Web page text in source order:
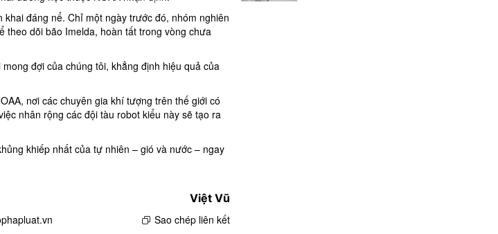
đáng nể. Chỉ một ngày trước đó, nhóm nghiên
theo dõi bão Imelda, hoàn tất trong vòng chưa
đợi của chúng tôi, khẳng định hiệu quả của
nơi các chuyên gia khí tượng trên thế giới có
nhân rộng các đội tàu robot kiểu này sẽ tạo ra
khiếp nhất của tự nhiên – gió và nước – ngay
Việt Vũ
Sao chép liên kết